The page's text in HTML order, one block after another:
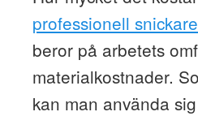
professionell
beror på arbetets
materialkostnader.
kan man använda